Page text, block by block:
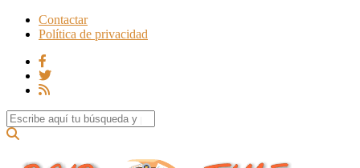
Contactar
Política de privacidad
Search for: